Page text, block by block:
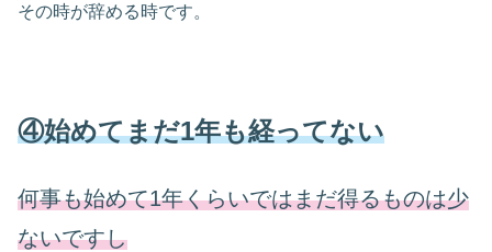
その時が辞める時です。
④始めてまだ1年も経ってない
何事も始めて1年くらいではまだ得るものは少
ないですし